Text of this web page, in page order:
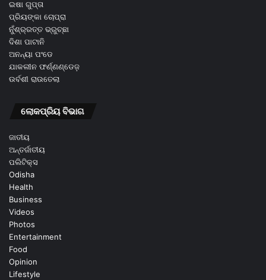
ଇଷା ଗୁପ୍ତା
ପ୍ରିୟଙ୍କା ଚୋପ୍ରା
ନୁଁଶ୍ର୍ରତ୍ତ ଭ୍ରୁଚ୍ଛା
ଦିଶା ପାଟାନି
ଅନନ୍ୟା ପଂଡେ
ଯାକଲୀନ ଫର୍ଣ୍ଣଣ୍ଡେଜ଼
ଉର୍ବଶୀ ରାଉତେଲା
ଲୋକପ୍ରିୟ ବିଭାଗ
ଜାତୀୟ
ଅନ୍ତର୍ଜାତୀୟ
ପଲିଟିକ୍ସ
Odisha
Health
Business
Videos
Photos
Entertainment
Food
Opinion
Lifestyle